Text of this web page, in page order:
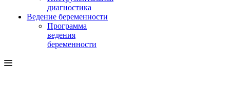
диагностика
Ведение беременности
Программа
ведения
беременности